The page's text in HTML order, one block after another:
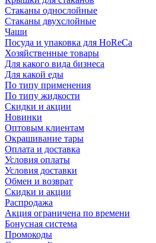
Стаканы однослойные
Стаканы двухслойные
Чаши
Посуда и упаковка для HoReCa
Хозяйственные товары
Для какого вида бизнеса
Для какой еды
По типу применения
По типу жидкости
Скидки и акции
Новинки
Оптовым клиентам
Окрашивание тары
Оплата и доставка
Условия оплаты
Условия доставки
Обмен и возврат
Скидки и акции
Распродажа
Акция ограничена по времени
Бонусная система
Промокоды